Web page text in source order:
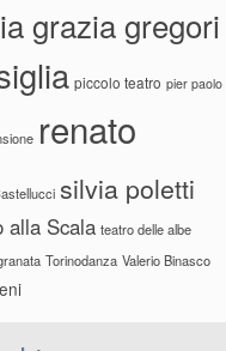
grazia gregori
piccolo teatro pier paolo
renato
silvia poletti
alla Scala teatro delle albe
Torinodanza Valerio Binasco